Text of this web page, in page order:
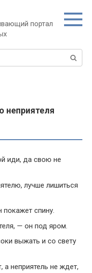
портал
неприятеля
иди, да свою не
лучше лишиться
покажет спину.
— он под яром.
выжать и со свету
а неприятель не ждет,